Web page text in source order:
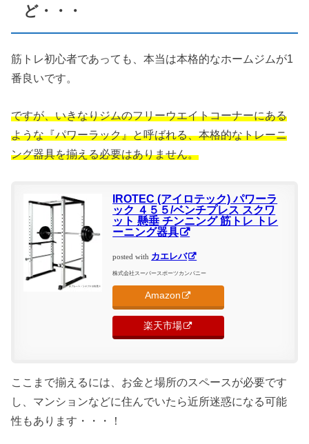
ど・・・
筋トレ初心者であっても、本当は本格的なホームジムが1
番良いです。
ですが、いきなりジムのフリーウエイトコーナーにある
ような『パワーラック』と呼ばれる、本格的なトレーニ
ング器具を揃える必要はありません。
IROTEC (アイロテック) パワーラ
ック ４５５/ベンチプレス スクワ
ット 懸垂 チンニング 筋トレ トレ
ーニング器具
posted with カエレバ
株式会社スーパースポーツカンパニー
Amazon
楽天市場
ここまで揃えるには、お金と場所のスペースが必要です
し、マンションなどに住んでいたら近所迷惑になる可能
性もあります・・・！